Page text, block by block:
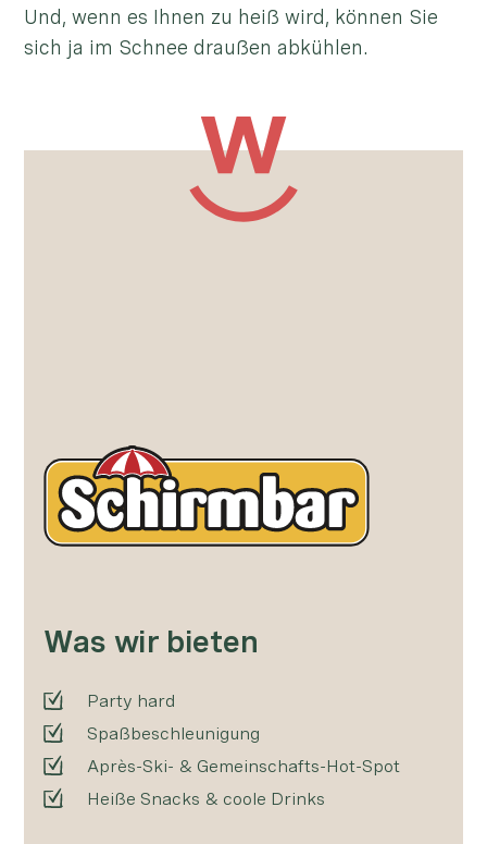
Und, wenn es Ihnen zu heiß wird, können Sie
sich ja im Schnee draußen abkühlen.
Was wir bieten
Party hard
Spaßbeschleunigung
Après-Ski- & Gemeinschafts-Hot-Spot
Heiße Snacks & coole Drinks